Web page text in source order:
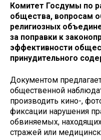
Комитет Госдумы по
общества, вопросам
религиозных
за поправки к
эффективности
принудительного
Документом
общественной
производить кино-,
фиксации нарушения
обвиняемых,
стражей или